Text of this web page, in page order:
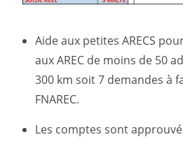
Aide aux petites ARECS
aux AREC de moins de 50
300 km soit 7 demandes à
FNAREC.
Les comptes sont